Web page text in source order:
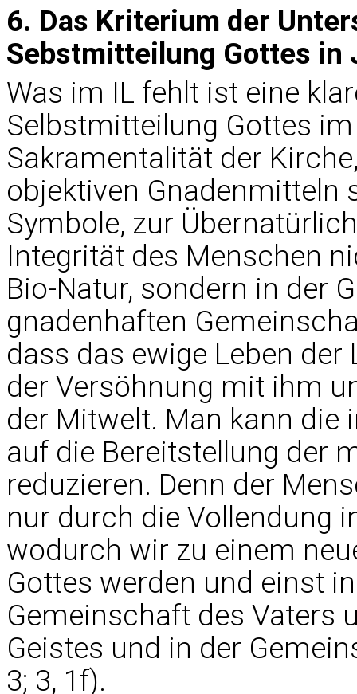
6. Das Kriterium der
Sebstmitteilung Gottes in
Was im IL fehlt ist eine
Selbstmitteilung Gottes
Sakramentalität der
objektiven Gnadenmitteln
Symbole, zur
Integrität des Menschen
Bio-Natur, sondern in der
gnadenhaften
dass das ewige Leben
der Versöhnung mit ihm
der Mitwelt. Man kann die
auf die Bereitstellung der
reduzieren. Denn der
nur durch die Vollendung
wodurch wir zu einem
Gottes werden und einst
Gemeinschaft des Vaters
Geistes und in der
3; 3, 1f).